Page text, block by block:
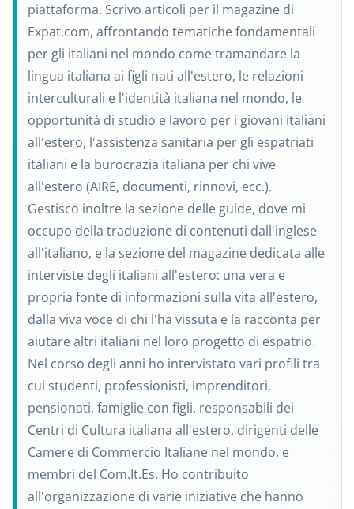
piattaforma. Scrivo articoli per il magazine di
Expat.com, affrontando tematiche fondamentali
per gli italiani nel mondo come tramandare la
lingua italiana ai figli nati all'estero, le relazioni
interculturali e l'identità italiana nel mondo, le
opportunità di studio e lavoro per i giovani italiani
all'estero, l'assistenza sanitaria per gli espatriati
italiani e la burocrazia italiana per chi vive
all'estero (AIRE, documenti, rinnovi, ecc.).
Gestisco inoltre la sezione delle guide, dove mi
occupo della traduzione di contenuti dall'inglese
all'italiano, e la sezione del magazine dedicata alle
interviste degli italiani all'estero: una vera e
propria fonte di informazioni sulla vita all'estero,
dalla viva voce di chi l'ha vissuta e la racconta per
aiutare altri italiani nel loro progetto di espatrio.
Nel corso degli anni ho intervistato vari profili tra
cui studenti, professionisti, imprenditori,
pensionati, famiglie con figli, responsabili dei
Centri di Cultura italiana all'estero, dirigenti delle
Camere di Commercio Italiane nel mondo, e
membri del Com.It.Es. Ho contribuito
all'organizzazione di varie iniziative che hanno